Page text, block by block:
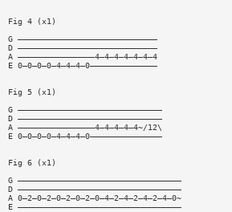
Fig 4 (x1)
G —————————————————————————————
D —————————————————————————————
A ————————————————4—4—4—4—4—4—4
E 0—0—0—0—4—4—4—0——————————————
Fig 5 (x1)
G ——————————————————————————————
D ——————————————————————————————
A ————————————————4—4—4—4—4~/12\
E 0—0—0—0—4—4—4—0———————————————
Fig 6 (x1)
G ——————————————————————————————————
D ——————————————————————————————————
A 0—2—0—2—0—2—0—2—0—4—2—4—2—4—2—4—0~
E ——————————————————————————————————